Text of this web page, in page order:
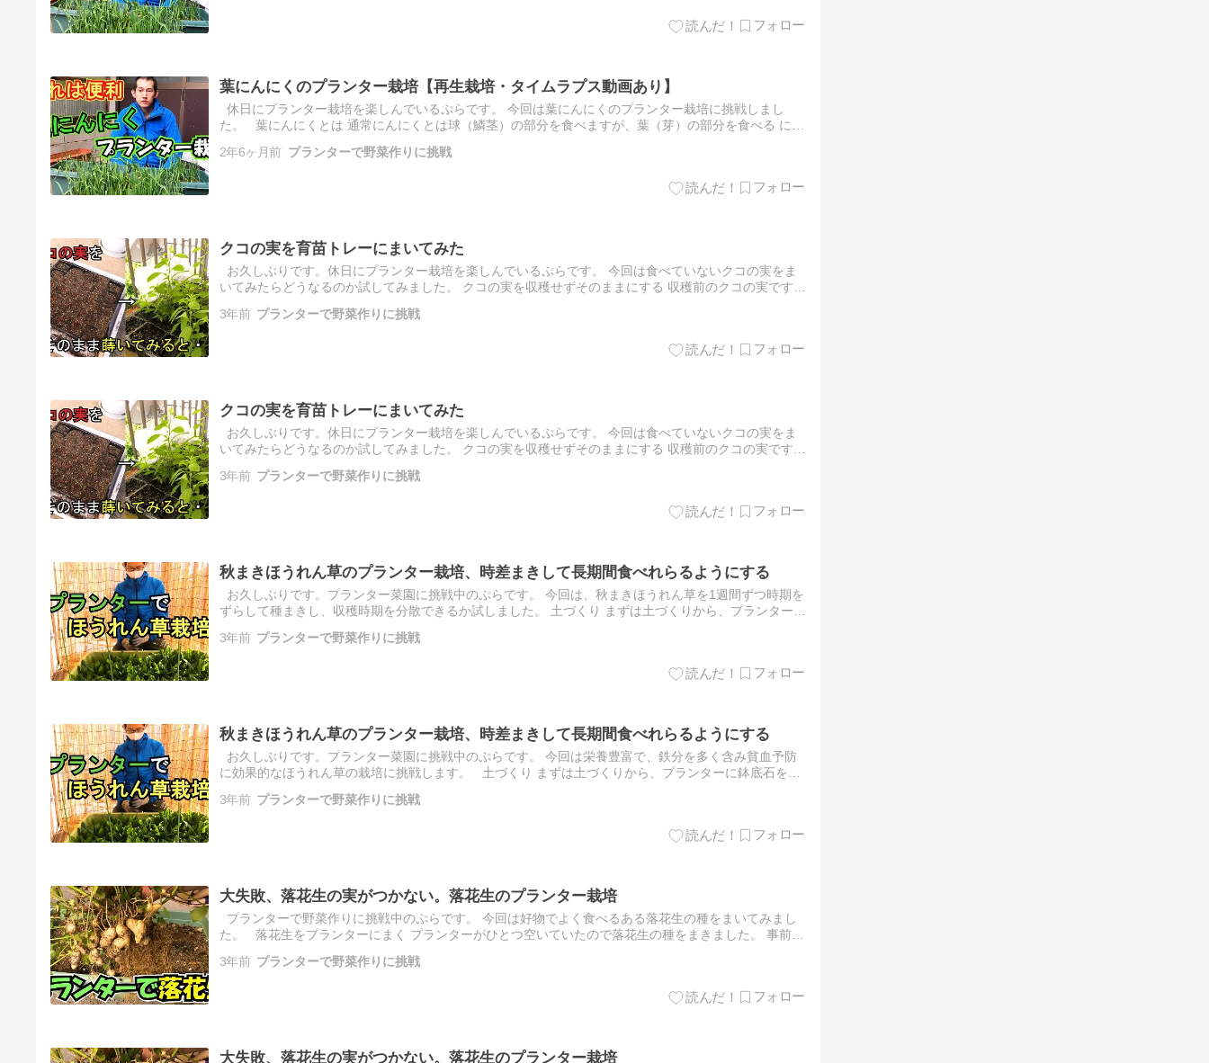
葉にんにくのプランター栽培【再生栽培・タイムラプス動画あり】
休日にプランター栽培を楽しんでいるぷらです。 今回は葉にんにくのプランター栽培に挑戦しまし
た。 葉にんにくとは 通常にんにくとは球（鱗茎）の部分を食べますが、葉（芽）の部分を食べる にん
2年6ヶ月前 プランターで野菜作りに挑戦
クコの実を育苗トレーにまいてみた
お久しぶりです。休日にプランター栽培を楽しんでいるぷらです。 今回は食べていないクコの実をま
いてみたらどうなるのか試してみました。 クコの実を収穫せずそのままにする 収穫前のクコの実です。
3年前 プランターで野菜作りに挑戦
クコの実を育苗トレーにまいてみた
お久しぶりです。休日にプランター栽培を楽しんでいるぷらです。 今回は食べていないクコの実をま
いてみたらどうなるのか試してみました。 クコの実を収穫せずそのままにする 収穫前のクコの実です。
3年前 プランターで野菜作りに挑戦
秋まきほうれん草のプランター栽培、時差まきして長期間食べれらるようにする
お久しぶりです。プランター菜園に挑戦中のぷらです。 今回は、秋まきほうれん草を1週間ずつ時期を
ずらして種まきし、収穫時期を分散できるか試しました。 土づくり まずは土づくりから、プランターに
3年前 プランターで野菜作りに挑戦
秋まきほうれん草のプランター栽培、時差まきして長期間食べれらるようにする
お久しぶりです。プランター菜園に挑戦中のぷらです。 今回は栄養豊富で、鉄分を多く含み貧血予防
に効果的なほうれん草の栽培に挑戦します。 土づくり まずは土づくりから、プランターに鉢底石を敷
3年前 プランターで野菜作りに挑戦
大失敗、落花生の実がつかない。落花生のプランター栽培
プランターで野菜作りに挑戦中のぷらです。 今回は好物でよく食べるある落花生の種をまいてみまし
た。 落花生をプランターにまく プランターがひとつ空いていたので落花生の種をまきました。 事前に
3年前 プランターで野菜作りに挑戦
大失敗、落花生の実がつかない。落花生のプランター栽培